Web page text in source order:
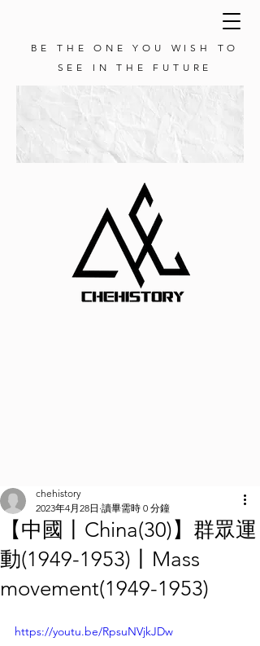
BE THE ONE YOU WISH TO
SEE IN THE FUTURE
【中國丨China(30)】群眾運
動(1949-1953)丨Mass
movement(1949-1953)
chehistory
2023年4月28日 讀畢需時 0 分鐘
https://youtu.be/RpsuNVjkJDw